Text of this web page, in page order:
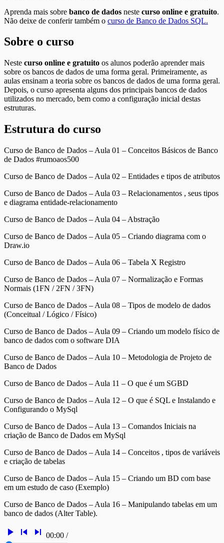
Aprenda mais sobre banco de dados neste curso online e gratuito.
Não deixe de conferir também o curso de Banco de Dados SQL.
Sobre o curso
Neste curso online e gratuito os alunos poderão aprender mais
sobre os bancos de dados de uma forma geral. Primeiramente, as
aulas ensinam a teoria sobre os bancos de dados de uma forma geral.
Depois, o curso apresenta alguns dos principais bancos de dados
utilizados no mercado, bem como a configuração inicial destas
estruturas.
Estrutura do curso
Curso de Banco de Dados – Aula 01 – Conceitos Básicos de Banco
de Dados #rumoaos500
Curso de Banco de Dados – Aula 02 – Entidades e tipos de atributos
Curso de Banco de Dados – Aula 03 – Relacionamentos , seus tipos
e diagrama entidade-relacionamento
Curso de Banco de Dados – Aula 04 – Abstração
Curso de Banco de Dados – Aula 05 – Criando diagrama com o
Draw.io
Curso de Banco de Dados – Aula 06 – Tabela X Registro
Curso de Banco de Dados – Aula 07 – Normalização e Formas
Normais (1FN / 2FN / 3FN)
Curso de Banco de Dados – Aula 08 – Tipos de modelo de dados
(Conceitual / Lógico / Físico)
Curso de Banco de Dados – Aula 09 – Criando um modelo físico de
banco de dados com o software DIA
Curso de Banco de Dados – Aula 10 – Metodologia de Projeto de
Banco de Dados
Curso de Banco de Dados – Aula 11 – O que é um SGBD
Curso de Banco de Dados – Aula 12 – O que é SQL e Instalando e
Configurando o MySql
Curso de Banco de Dados – Aula 13 – Comandos Iniciais na
criação de Banco de Dados em MySql
Curso de Banco de Dados – Aula 14 – Conceitos , tipos de variáveis
e criação de tabelas
Curso de Banco de Dados – Aula 15 – Criando um BD com base
em um estudo de caso (Exemplo)
Curso de Banco de Dados – Aula 16 – Manipulando tabelas em um
banco de dados (Alter Table).
play_arrow skip_previous skip_next 00:00 /